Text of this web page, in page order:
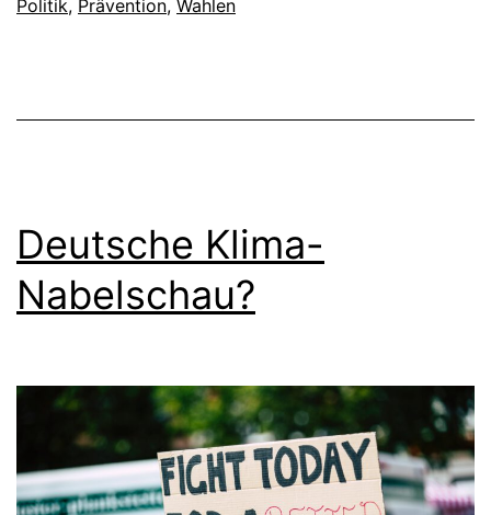
Politik, Prävention, Wahlen
Deutsche Klima-
Nabelschau?